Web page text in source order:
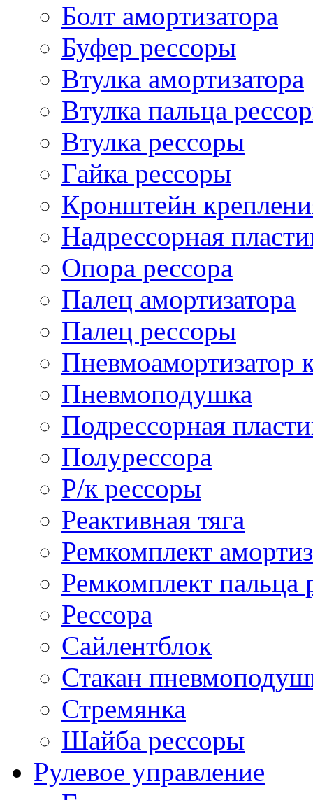
Болт амортизатора
Буфер рессоры
Втулка амортизатора
Втулка пальца
Втулка рессоры
Гайка рессоры
Кронштейн
Надрессорная
Опора рессора
Палец амортизатора
Палец рессоры
Пневмоамортизатор
Пневмоподушка
Подрессорная
Полурессора
Р/к рессоры
Реактивная тяга
Ремкомплект
Ремкомплект пальца
Рессора
Сайлентблок
Стакан
Стремянка
Шайба рессоры
Рулевое управление